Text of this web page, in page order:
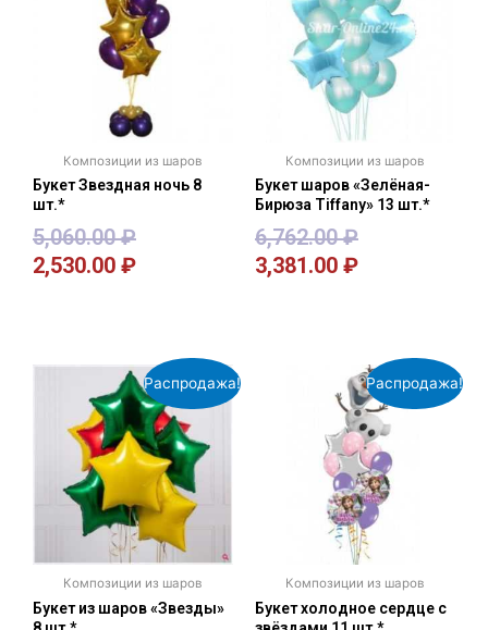
Композиции из шаров
Букет Звездная ночь 8
шт.*
5,060.00₽
2,530.00 ₽
Композиции из шаров
Букет шаров «Зелёная-
Бирюза Tiffany» 13 шт.*
6,762.00₽
3,381.00 ₽
Распродажа!
Композиции из шаров
Букет из шаров «Звезды»
Распродажа!
Композиции из шаров
Букет холодное сердце с